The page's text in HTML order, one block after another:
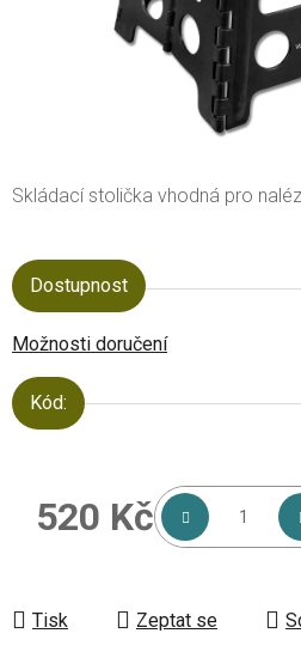
Skládací stolička vhodná pro
Dostupnost
Možnosti doručení
Kód:
520 Kč
Tisk Zeptat se